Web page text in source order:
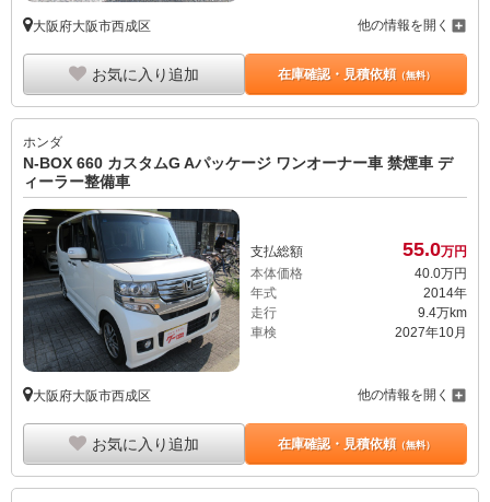
大阪府大阪市西成区 他の情報を開く
お気に入り追加 在庫確認・見積依頼（無料）
ホンダ
N-BOX 660 カスタムG Aパッケージ ワンオーナー車 禁煙車 デ
ィーラー整備車
支払総額 55.0万円
本体価格
40.0万円
年式
2014年
走行
9.4万km
車検
2027年10月
大阪府大阪市西成区 他の情報を開く
お気に入り追加 在庫確認・見積依頼（無料）